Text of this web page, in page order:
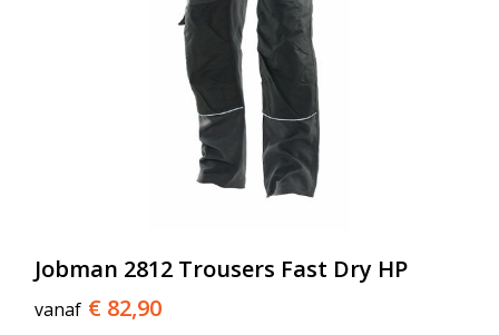
Jobman 2812 Trousers Fast Dry HP
vanaf € 82,90